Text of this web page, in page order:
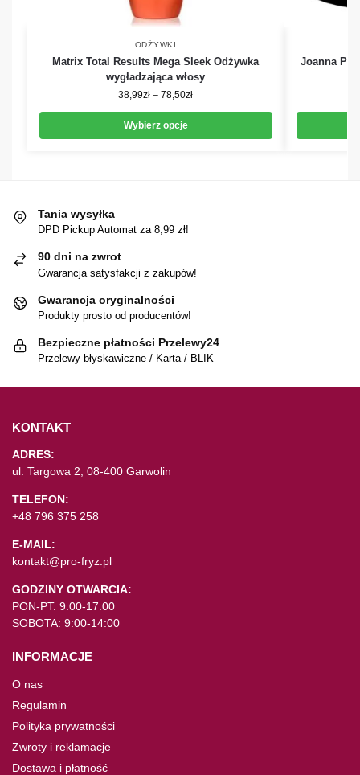
ODŻYWKI
Matrix Total Results Mega Sleek Odżywka
wygładzająca włosy
38,99zł – 78,50zł
Wybierz opcje
Joanna
Tania wysyłka
DPD Pickup Automat za 8,99 zł!
90 dni na zwrot
Gwarancja satysfakcji z zakupów!
Gwarancja oryginalności
Produkty prosto od producentów!
Bezpieczne płatności Przelewy24
Przelewy błyskawiczne / Karta / BLIK
KONTAKT
ADRES:
ul. Targowa 2, 08-400 Garwolin
TELEFON:
+48 796 375 258
E-MAIL:
kontakt@pro-fryz.pl
GODZINY OTWARCIA:
PON-PT: 9:00-17:00
SOBOTA: 9:00-14:00
INFORMACJE
O nas
Regulamin
Polityka prywatności
Zwroty i reklamacje
Dostawa i płatność